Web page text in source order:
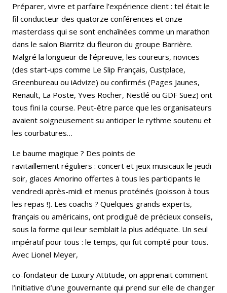
Préparer, vivre et parfaire l’expérience client : tel était le
fil conducteur des quatorze conférences et onze
masterclass qui se sont enchaînées comme un marathon
dans le salon Biarritz du fleuron du groupe Barrière.
Malgré la longueur de l’épreuve, les coureurs, novices
(des start-ups comme Le Slip Français, Custplace,
Greenbureau ou iAdvize) ou confirmés (Pages Jaunes,
Renault, La Poste, Yves Rocher, Nestlé ou GDF Suez) ont
tous fini la course. Peut-être parce que les organisateurs
avaient soigneusement su anticiper le rythme soutenu et
les courbatures…
Le baume magique ? Des points de
ravitaillement réguliers : concert et jeux musicaux le jeudi
soir, glaces Amorino offertes à tous les participants le
vendredi après-midi et menus protéinés (poisson à tous
les repas !). Les coachs ? Quelques grands experts,
français ou américains, ont prodigué de précieux conseils,
sous la forme qui leur semblait la plus adéquate. Un seul
impératif pour tous : le temps, qui fut compté pour tous.
Avec Lionel Meyer,
co-fondateur de Luxury Attitude, on apprenait comment
l’initiative d’une gouvernante qui prend sur elle de changer